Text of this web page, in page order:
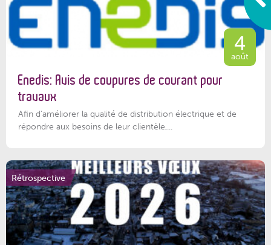
4
août
Enedis: Avis de coupures de courant pour
travaux
Afin d’améliorer la qualité de distribution électrique et de
répondre aux besoins de leur clientèle,...
Rétrospective